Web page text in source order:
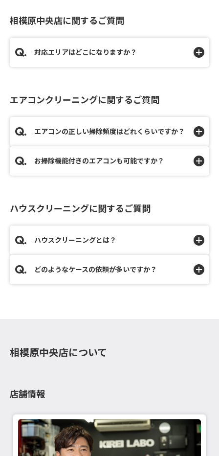
相模原中央店に関するご質問
対応エリアはどこになりますか？
エアコンクリーニングに関するご質問
エアコンの正しい掃除頻度はどれくらいですか？
お掃除機能付きのエアコンも可能ですか？
ハウスクリーニングに関するご質問
ハウスクリーニングとは？
どのようなケースの依頼が多いですか？
相模原中央店について
店舗情報